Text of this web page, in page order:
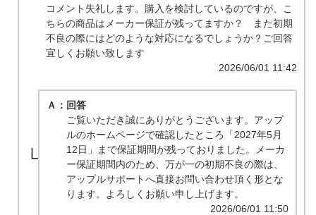
コメント失礼します。購入を検討しているのですが、こ
ちらの商品はメーカー保証が残ってますか？ また初期
不良の際にはどのような対応になるでしょうか？ご回答
宜しくお願い致します
2026/06/01 11:42
Ａ：回答
ご覧いただき誠にありがとうございます。アップ
ルのホームページで確認したところ「2027年5月
12日」まで保証期間が残っておりました。メーカ
ー保証期間内のため、万が一の初期不良の際は、
アップルサポートへ直接お問い合わせ頂く形とな
ります。よろしくお願い申し上げます。
2026/06/01 11:50